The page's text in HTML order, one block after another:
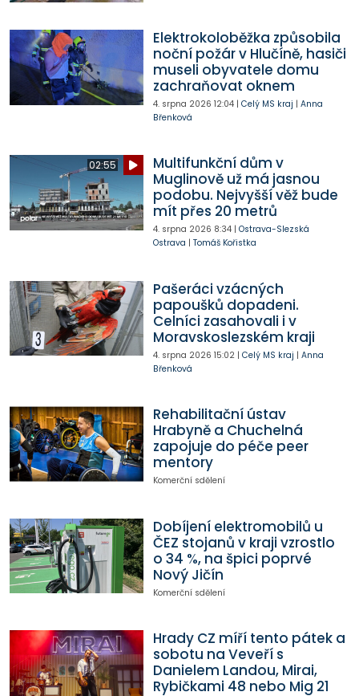
Elektrokoloběžka způsobila
noční požár v Hlučíně, hasiči
museli obyvatele domu
zachraňovat oknem
4. srpna 2026 12:04| Celý MS kraj | Anna
Břenková
02:55
Multifunkční dům v
Muglinově už má jasnou
podobu. Nejvyšší věž bude
mít přes 20 metrů
4. srpna 2026 8:34| Ostrava-Slezská
Ostrava | Tomáš Kořistka
Pašeráci vzácných
papoušků dopadeni.
Celníci zasahovali i v
Moravskoslezském kraji
4. srpna 2026 15:02| Celý MS kraj | Anna
Břenková
Rehabilitační ústav
Hrabyně a Chuchelná
zapojuje do péče peer
mentory
Komerční sdělení
Dobíjení elektromobilů u
ČEZ stojanů v kraji vzrostlo
o 34 %, na špici poprvé
Nový Jičín
Komerční sdělení
Hrady CZ míří tento pátek a
sobotu na Veveří s
Danielem Landou, Mirai,
Rybičkami 48 nebo Mig 21